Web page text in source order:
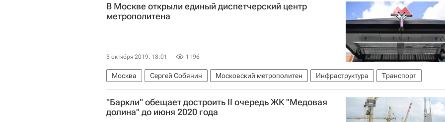
В Москве открыли единый диспетчерский центр
метрополитена
3 октября 2019, 18:01 1196
Москва Сергей Собянин Московский метрополитен Инфраструктура Транспорт
"Баркли" обещает достроить II очередь ЖК "Медовая
долина" до июня 2020 года